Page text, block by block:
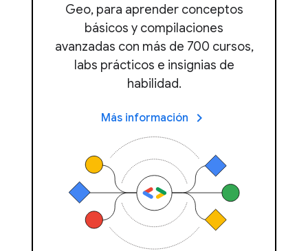
Geo, para aprender conceptos
básicos y compilaciones
avanzadas con más de 700 cursos,
labs prácticos e insignias de
habilidad.
Más información keyboard_arrow_right